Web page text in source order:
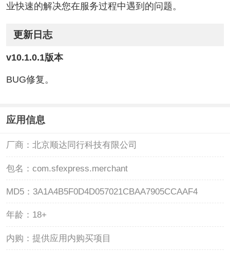
业快速的解决您在服务过程中遇到的问题。
更新日志
v10.1.0.1版本
BUG修复。
应用信息
厂商： 北京顺达同行科技有限公司
包名： com.sfexpress.merchant
MD5： 3A1A4B5F0D4D057021CBAA7905CCAAF4
年龄： 18+
内购： 提供应用内购买项目